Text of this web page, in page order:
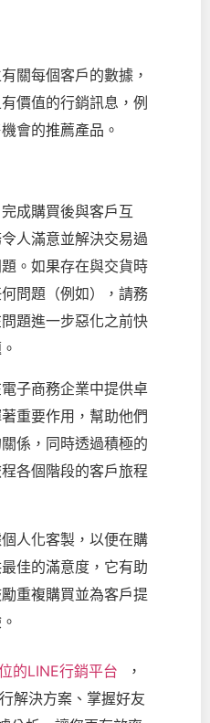
關每個客戶的數據，
價值的行銷訊息，例
會的推薦產品。
成購買後與客戶互
人滿意並解決交易過
。如果存在與交貨時
問題（例如），請務
題進一步惡化之前快
子商務企業中提供卓
重要作用，幫助他們
係，同時透過積極的
各個階段的客戶旅程
人化客製，以便在購
佳的滿意度，它有助
重複購買並為客戶提
的LINE行銷平台 ，
解決方案、掌握好友